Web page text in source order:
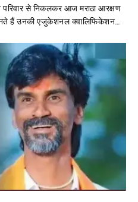
परिवार से निकलकर आज मराठा आरक्षण
हैं उनकी एजुकेशनल क्वालिफिकेशन…